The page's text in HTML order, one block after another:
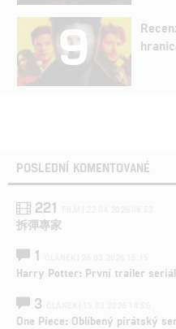
9
POSLEDNÍ KOMENTOVANÉ
221
拆彈專家
1
Harry Potter: První trailer
3
One Piece: Oblíbený pirátský